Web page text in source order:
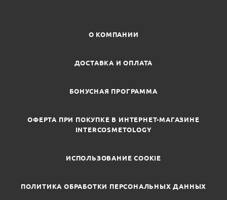
О КОМПАНИИ
ДОСТАВКА И ОПЛАТА
БОНУСНАЯ ПРОГРАММА
ОФЕРТА ПРИ ПОКУПКЕ В ИНТЕРНЕТ-МАГАЗИНЕ
INTERCOSMETOLOGY
ИСПОЛЬЗОВАНИЕ COOKIE
ПОЛИТИКА ОБРАБОТКИ ПЕРСОНАЛЬНЫХ ДАННЫХ